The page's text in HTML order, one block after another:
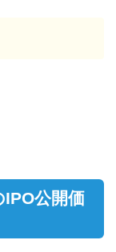
公開価